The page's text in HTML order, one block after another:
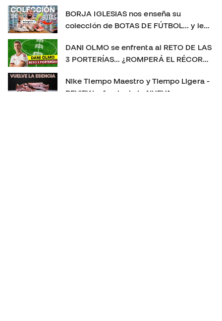
BORJA IGLESIAS nos enseña su
colección de BOTAS DE FÚTBOL... y le
DANI OLMO se enfrenta al RETO DE LAS
3 PORTERÍAS… ¿ROMPERÁ EL RÉCORD?
Nike Tiempo Maestro y Tiempo Ligera -
REVIEW a fondo de la NUEVA